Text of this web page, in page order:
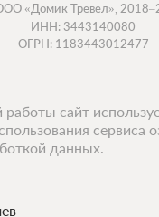
«Домик Тревел»,
ИНН: 3443140080
ОГРН: 1183443012477
работы сайт
сервиса
данных.